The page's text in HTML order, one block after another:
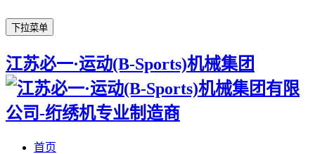
下拉菜单
江苏必一·运动(B-Sports)机械集团
首页